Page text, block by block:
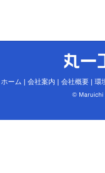
ホーム | 会社案内 | 会社概要 | 環